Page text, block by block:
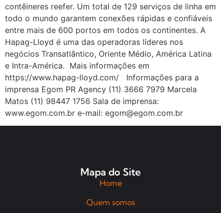
contêineres reefer. Um total de 129 serviços de linha em
todo o mundo garantem conexões rápidas e confiáveis
entre mais de 600 portos em todos os continentes. A
Hapag-Lloyd é uma das operadoras líderes nos
negócios Transatlântico, Oriente Médio, América Latina
e Intra-América. Mais informações em
https://www.hapag-lloyd.com/ Informações para a
imprensa Egom PR Agency (11) 3666 7979 Marcela
Matos (11) 98447 1756 Sala de imprensa:
www.egom.com.br e-mail: egom@egom.com.br
Mapa do Site
Home
Quem somos